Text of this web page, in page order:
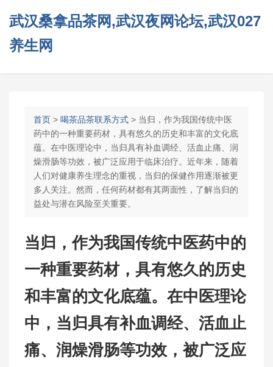
武汉桑拿品茶网,武汉夜网论坛,武汉027
养生网
首页 > 喝茶品茶联系方式 > 当归，作为我国传统中医
药中的一种重要药材，具有悠久的历史和丰富的文化底
蕴。在中医理论中，当归具有补血调经、活血止痛、润
燥滑肠等功效，被广泛应用于临床治疗。近年来，随着
人们对健康养生理念的重视，当归的保健作用逐渐被更
多人关注。然而，任何药材都有其两面性，了解当归的
益处与潜在风险至关重要。
当归，作为我国传统中医药中的
一种重要药材，具有悠久的历史
和丰富的文化底蕴。在中医理论
中，当归具有补血调经、活血止
痛、润燥滑肠等功效，被广泛应